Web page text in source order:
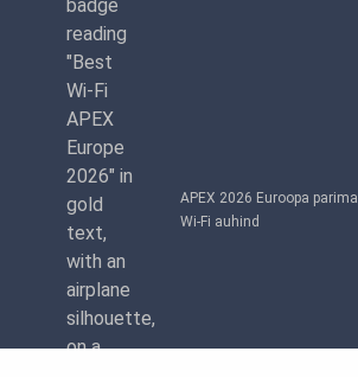
APEX 2026 Euroopa parima
Wi-Fi auhind